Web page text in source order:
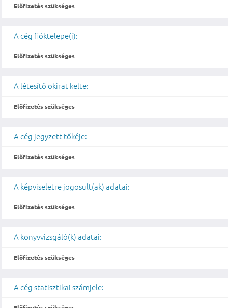
Előfizetés szükséges
A cég fióktelepe(i):
Előfizetés szükséges
A létesítő okirat kelte:
Előfizetés szükséges
A cég jegyzett tőkéje:
Előfizetés szükséges
A képviseletre jogosult(ak) adatai:
Előfizetés szükséges
A könyvvizsgáló(k) adatai:
Előfizetés szükséges
A cég statisztikai számjele: